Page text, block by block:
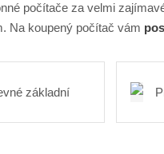
počítače za velmi
Na koupený počítač vám
základní